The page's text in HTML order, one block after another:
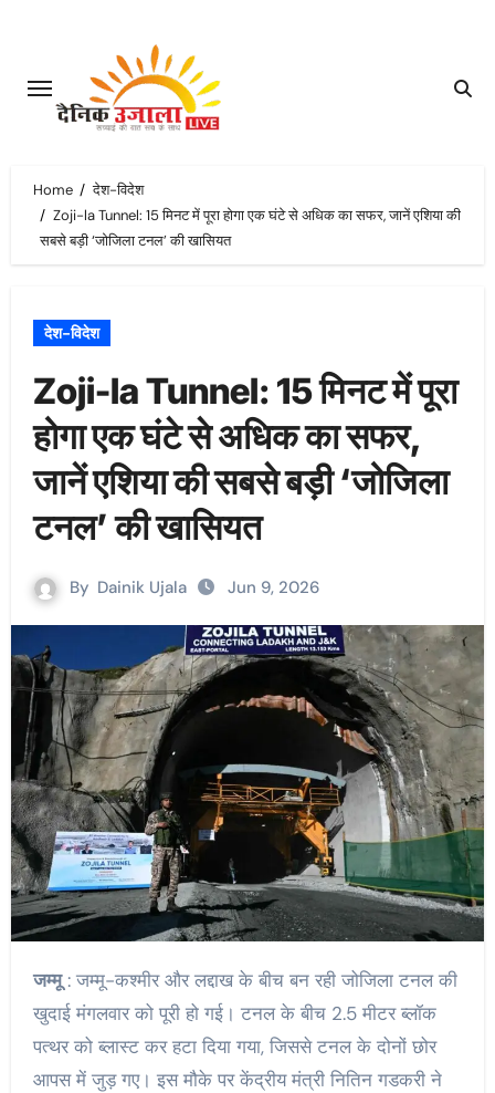
content
Home
देश-विदेश
Zoji-la Tunnel: 15 मिनट में पूरा होगा एक घंटे से अधिक का सफर, जानें एशिया की
सबसे बड़ी ‘जोजिला टनल’ की खासियत
देश-विदेश
Zoji-la Tunnel: 15 मिनट में पूरा
होगा एक घंटे से अधिक का सफर,
जानें एशिया की सबसे बड़ी ‘जोजिला
टनल’ की खासियत
By Dainik Ujala Jun 9, 2026
जम्मू: जम्मू-कश्मीर और लद्दाख के बीच बन रही जोजिला टनल की
खुदाई मंगलवार को पूरी हो गई। टनल के बीच 2.5 मीटर ब्लॉक
पत्थर को ब्लास्ट कर हटा दिया गया, जिससे टनल के दोनों छोर
आपस में जुड़ गए। इस मौके पर केंद्रीय मंत्री नितिन गडकरी ने